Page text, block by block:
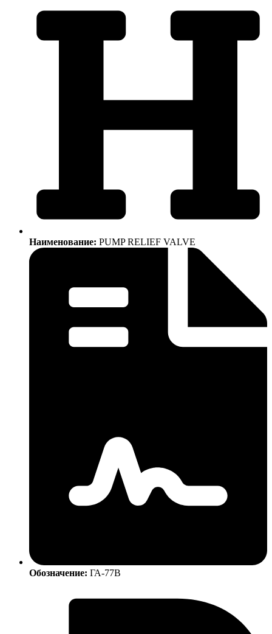
Наименование: PUMP RELIEF VALVE
Обозначение: ГА-77В